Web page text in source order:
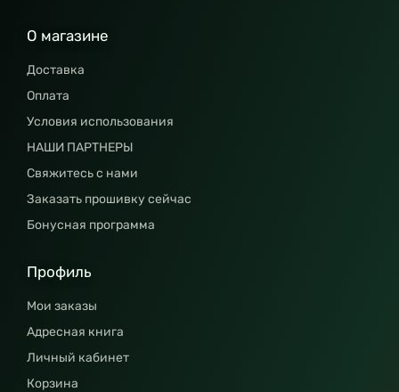
О магазине
Доставка
Оплата
Условия использования
НАШИ ПАРТНЕРЫ
Свяжитесь с нами
Заказать прошивку сейчас
Бонусная программа
Профиль
Мои заказы
Адресная книга
Личный кабинет
Корзина